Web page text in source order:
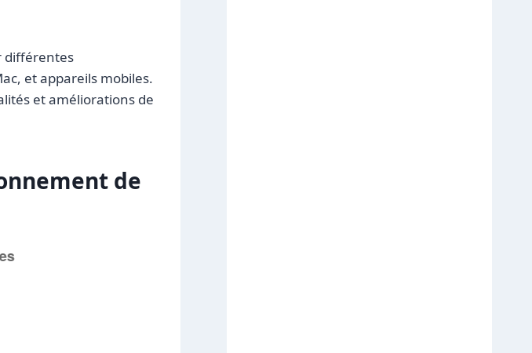
différentes
et appareils mobiles.
et améliorations de
de